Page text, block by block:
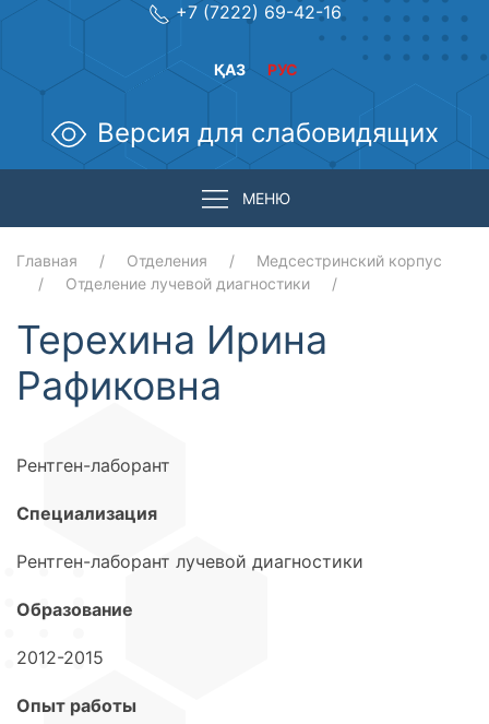
+7 (7222) 69-42-16
РУС
ҚАЗ
Версия для слабовидящих
МЕНЮ
Главная Отделения
Медсестринский корпус
Отделение лучевой диагностики
Терехина Ирина
Рафиковна
Рентген-лаборант
Специализация
Рентген-лаборант лучевой диагностики
Образование
2012-2015
Опыт работы